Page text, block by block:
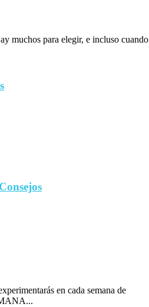
muchos para elegir, e incluso cuando
en cada semana de